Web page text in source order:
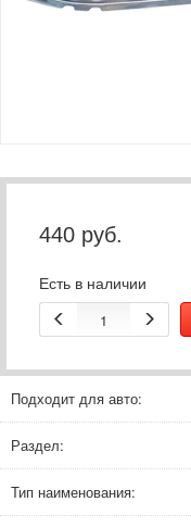
440 руб.
Есть в наличии
Подходит для авто:
Раздел:
Тип наименования: